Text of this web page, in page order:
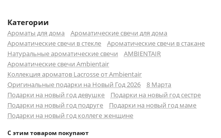
воск растительного происхождения. Свечи не содержат
спирт, не выделяют токсины, почти не коптят и горят
более 40 часов. Стеклянный стакан не дает воску
растекаться и капать на используемую под свечу
поверхность.
Семейство: свежие.
Ноты: кислород.
Время горения: 40 часов.
Категории
Ароматы для дома
Ароматические свечи для дома
Ароматические свечи в стекле
Ароматические свечи в стакане
Натуральные ароматические свечи
AMBIENTAIR
Ароматические свечи Ambientair
Коллекция ароматов Lacrosse от Ambientair
Оригинальные подарки на Новый Год 2026
8 Марта
Подарки на новый год девушке
Подарки на новый год сестре
Подарки на новый год подруге
Подарки на новый год маме
Подарки на новый год коллеге женщине
С этим товаром покупают